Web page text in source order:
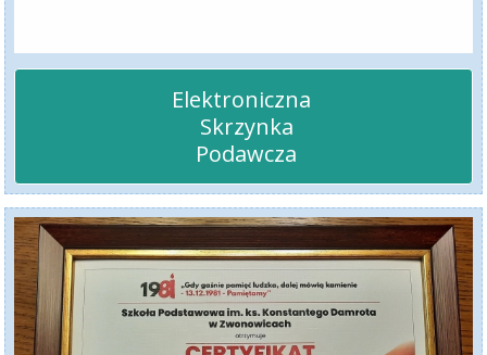
Elektroniczna
Podawcza